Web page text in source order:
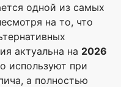
одной из самых
на то, что
актуальна на 2026
используют при
а полностью